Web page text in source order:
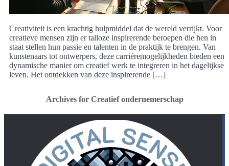
Creativiteit is een krachtig hulpmiddel dat de wereld verrijkt. Voor
creatieve mensen zijn er talloze inspirerende beroepen die hen in
staat stellen hun passie en talenten in de praktijk te brengen. Van
kunstenaars tot ontwerpers, deze carrièremogelijkheden bieden een
dynamische manier om creatief werk te integreren in het dagelijkse
leven. Het ontdekken van deze inspirerende […]
Archives for Creatief ondernemerschap